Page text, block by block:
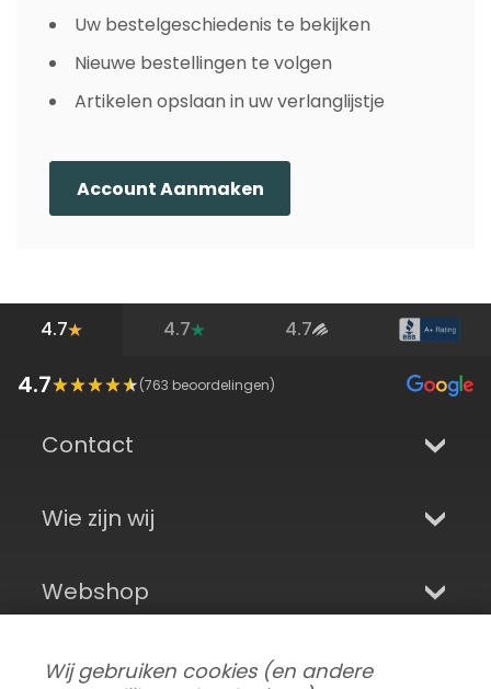
Uw bestelgeschiedenis te bekijken
Nieuwe bestellingen te volgen
Artikelen opslaan in uw verlanglijstje
Account Aanmaken
4.7 4.7 4.7
4.7 (763 beoordelingen)
Contact
Wie zijn wij
Webshop
Aanmelden en sociale media
Wij gebruiken cookies (en andere